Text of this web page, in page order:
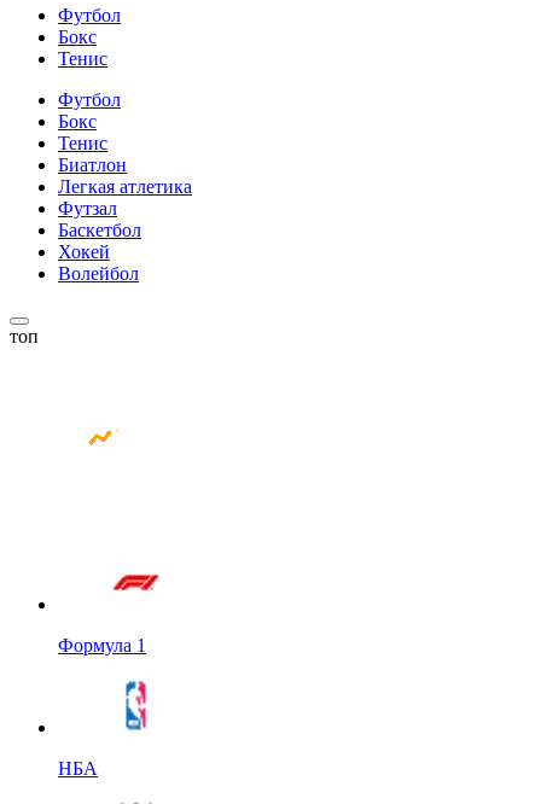
Футбол
Бокс
Тенис
Футбол
Бокс
Тенис
Биатлон
Легкая атлетика
Футзал
Баскетбол
Хокей
Волейбол
топ
Формула 1
НБА